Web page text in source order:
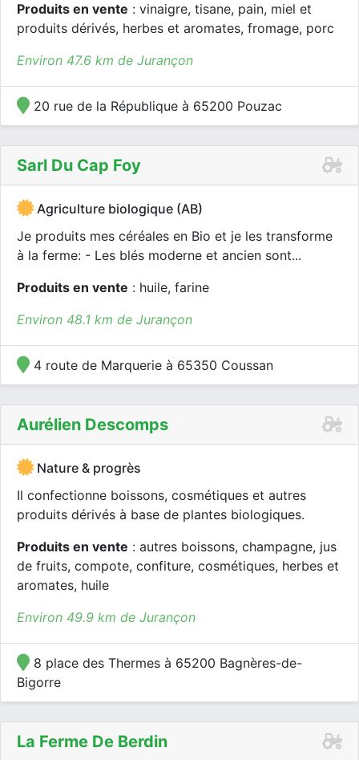
Produits en vente : vinaigre, tisane, pain, miel et
produits dérivés, herbes et aromates, fromage, porc
Environ 47.6 km de Jurançon
20 rue de la République à 65200 Pouzac
Sarl Du Cap Foy
Agriculture biologique (AB)
Je produits mes céréales en Bio et je les transforme
à la ferme: - Les blés moderne et ancien sont...
Produits en vente : huile, farine
Environ 48.1 km de Jurançon
4 route de Marquerie à 65350 Coussan
Aurélien Descomps
Nature & progrès
Il confectionne boissons, cosmétiques et autres
produits dérivés à base de plantes biologiques.
Produits en vente : autres boissons, champagne, jus
de fruits, compote, confiture, cosmétiques, herbes et
aromates, huile
Environ 49.9 km de Jurançon
8 place des Thermes à 65200 Bagnères-de-
Bigorre
La Ferme De Berdin